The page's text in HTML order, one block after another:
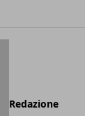
Redazione